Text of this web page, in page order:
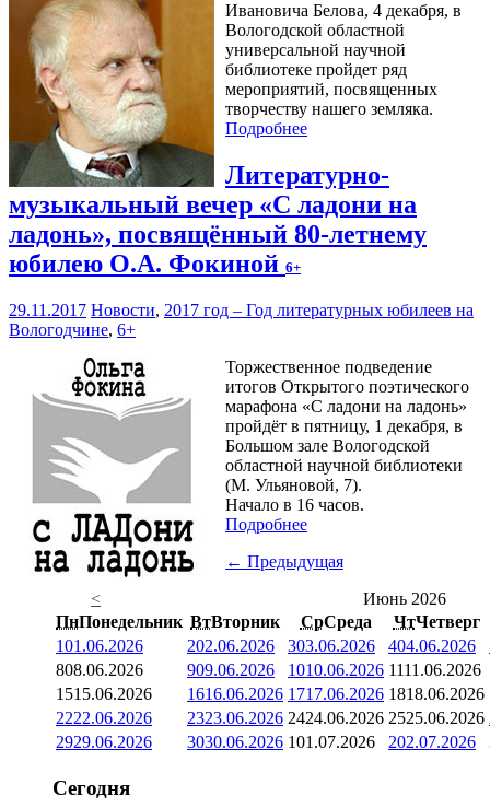
Ивановича Белова, 4 декабря, в
Вологодской областной
универсальной научной
библиотеке пройдет ряд
мероприятий, посвященных
творчеству нашего земляка.
Подробнее
Литературно-
музыкальный вечер «С ладони на
ладонь», посвящённый 80-летнему
юбилею О.А. Фокиной 6+
29.11.2017 Новости, 2017 год – Год литературных юбилеев на
Вологодчине, 6+
Торжественное подведение
итогов Открытого поэтического
марафона «С ладони на ладонь»
пройдёт в пятницу, 1 декабря, в
Большом зале Вологодской
областной научной библиотеки
(М. Ульяновой, 7).
Начало в 16 часов.
Подробнее
← Предыдущая
<
Июнь 2026
ПнПонедельник ВтВторник СрСреда ЧтЧетверг
101.06.2026 202.06.2026 303.06.2026 404.06.2026
808.06.2026 909.06.2026 1010.06.2026 1111.06.2026
1515.06.2026 1616.06.2026 1717.06.2026 1818.06.2026
2222.06.2026 2323.06.2026 2424.06.2026 2525.06.2026
2929.06.2026 3030.06.2026 101.07.2026 202.07.2026
Сегодня